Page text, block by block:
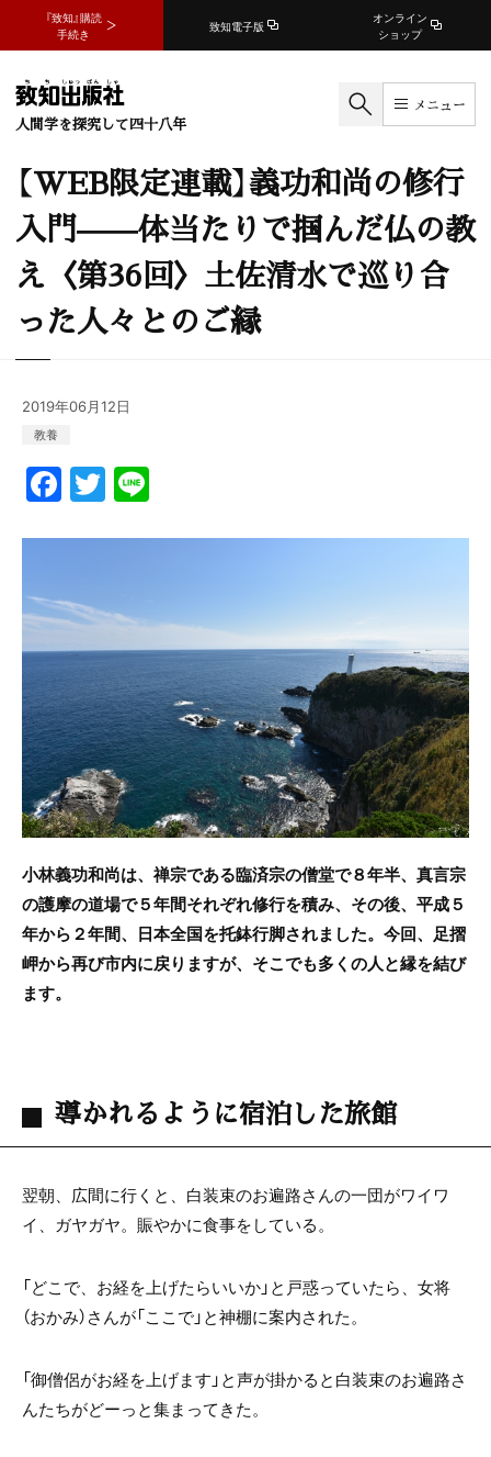
『致知』購読
手続き
致知電子版
オンライン
ショップ
人間学を探究して四十八年
メニュー
【WEB限定連載】義功和尚の修行
入門——体当たりで掴んだ仏の教
え〈第36回〉土佐清水で巡り合
った人々とのご縁
2019年06月12日
教養
F
a
c
e
b
o
o
k
T
w
itte
小林義功和尚は、禅宗である臨済宗の僧堂で８年半、真言宗
の護摩の道場で５年間それぞれ修行を積み、その後、平成５
年から２年間、日本全国を托鉢行脚されました。今回、足摺
岬から再び市内に戻りますが、そこでも多くの人と縁を結び
ます。
導かれるように宿泊した旅館
翌朝、広間に行くと、白装束のお遍路さんの一団がワイワ
イ、ガヤガヤ。賑やかに食事をしている。
「どこで、お経を上げたらいいか」と戸惑っていたら、女将
（おかみ）さんが「ここで」と神棚に案内された。
「御僧侶がお経を上げます」と声が掛かると白装束のお遍路さ
んたちがどーっと集まってきた。